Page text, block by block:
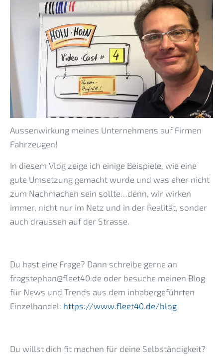
Aussenwirkung meines Unternehmens auf Firmen
Fahrzeugen!
In diesem Vlog zeige ich einige Beispiele, wie eine
gute Umsetzung gemacht wurde und was eher nicht
zum Nachmachen sein sollte…denn, wir wirken
immer, nicht nur im Netz und in der Realität, sonder
auch draussen auf der Strasse.
Du hast eine Frage? Dann schreibe gerne an
fragstephan@fleet40.de oder besuche meinen Blog
für News und Trends aus dem inhabergeführten
Einzelhandel: https://www.fleet40.de/blog
Du willst dich fit machen für deine Selbständigkeit?